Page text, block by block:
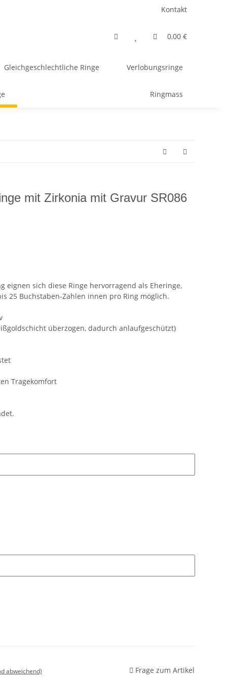
Kontakt
0,00 €
Gleichgeschlechtliche Ringe Verlobungsringe
Ringmass
mit Zirkonia mit Gravur SR086
eignen sich diese Ringe hervorragend als Eheringe,
25 Buchstaben-Zahlen innen pro Ring möglich.
überzogen, dadurch anlaufgeschützt)
Tragekomfort
abweichend) Frage zum Artikel